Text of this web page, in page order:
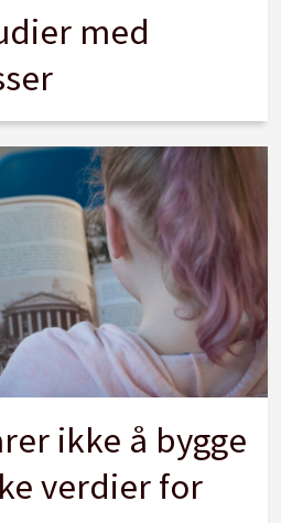
med
ikke å bygge
verdier for